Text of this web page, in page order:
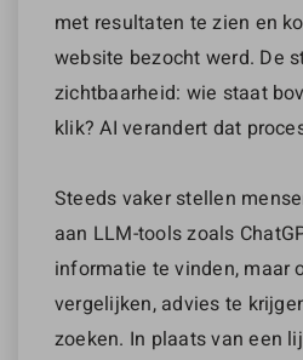
met resultaten te zien en
website bezocht werd. De
zichtbaarheid: wie staat
klik? AI verandert dat
Steeds vaker stellen
aan LLM-tools zoals
informatie te vinden, maar
vergelijken, advies te
zoeken. In plaats van een